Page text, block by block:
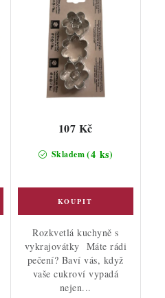
Skladem(4 ks)
107 Kč
Rozkvetlá kuchyně s
vykrajovátky Máte rádi
pečení? Baví vás, když
vaše cukroví vypadá
nejen...